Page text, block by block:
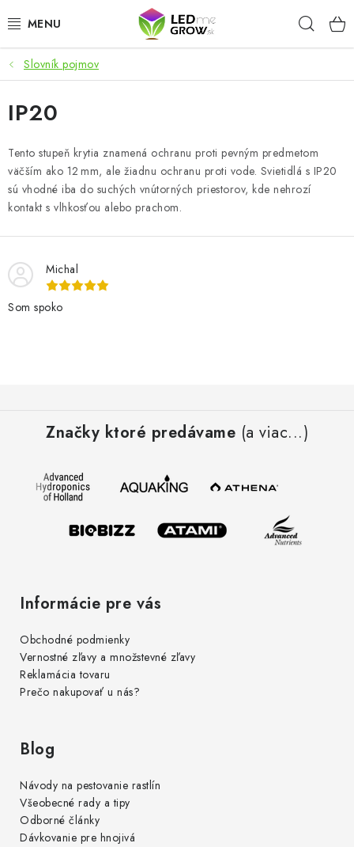
na
AKCIE
LED OSVETLENIE PRE RASTLINY
PESTOVATEĽSKÉ POTREBY
PRE AKVÁRIA
MICROGREENS
SMART GARDEN
Hodnotenie obchodu
Slovník pojmov
IP20
Tento stupeň krytia znamená ochranu proti pevným predmetom
väčším ako 12 mm, ale žiadnu ochranu proti vode. Svietidlá s IP20
sú vhodné iba do suchých vnútorných priestorov, kde nehrozí
kontakt s vlhkosťou alebo prachom.
Michal
Som spoko
Značky ktoré predávame (a viac...)
Informácie pre vás
Obchodné podmienky
Vernostné zľavy a množstevné zľavy
Reklamácia tovaru
Prečo nakupovať u nás?
Blog
Návody na pestovanie rastlín
Všeobecné rady a tipy
Odborné články
Dávkovanie pre hnojivá